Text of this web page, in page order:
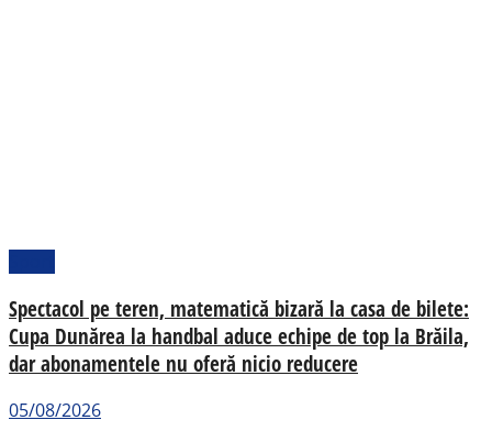
Spectacol pe teren, matematică bizară la casa de bilete:
Cupa Dunărea la handbal aduce echipe de top la Brăila,
dar abonamentele nu oferă nicio reducere
05/08/2026